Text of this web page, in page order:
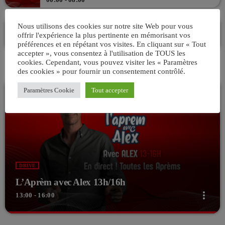
Les Week-end VIV’FM
ANIMÉ PAR STÉPHANE
08:00 - 12:00
DRIVE
L’Aprèm avec Alex 13h/16h
13:00 - 16:00 more_vert
Nous utilisons des cookies sur notre site Web pour vous
offrir l'expérience la plus pertinente en mémorisant vos
préférences et en répétant vos visites. En cliquant sur « Tout
accepter », vous consentez à l'utilisation de TOUS les
cookies. Cependant, vous pouvez visiter les « Paramètres
des cookies » pour fournir un consentement contrôlé.
Paramètres Cookie Tout accepter